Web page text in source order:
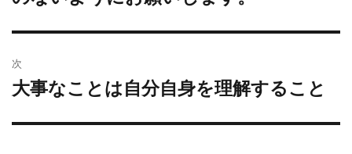
ョ
ン
投
次
次
投
大事なことは自分自身を理解すること